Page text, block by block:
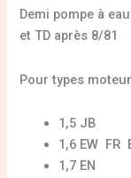
Demi pompe à
et TD après 8/81
Pour types
1,5 JB
1,6 EW FR
1,7 EN